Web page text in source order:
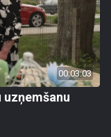
00:03:03